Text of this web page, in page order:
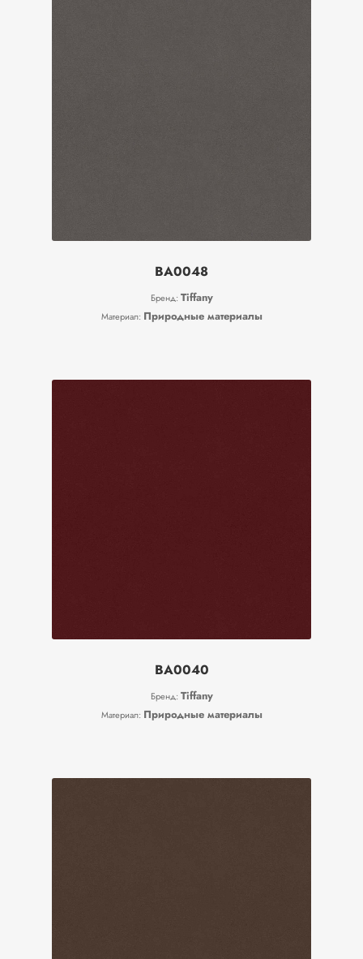
BA0048
Бренд: Tiffany
Материал: Природные материалы
BA0040
Бренд: Tiffany
Материал: Природные материалы